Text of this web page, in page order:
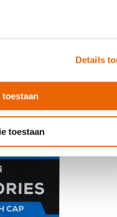
Details
toestaan